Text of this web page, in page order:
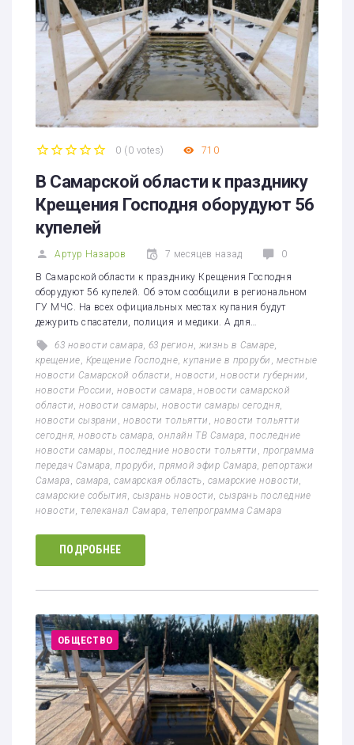
0 (0 votes) 710
В Самарской области к празднику
Крещения Господня оборудуют 56
купелей
Артур Назаров 7 месяцев назад 0
В Самарской области к празднику Крещения Господня
оборудуют 56 купелей. Об этом сообщили в региональном
ГУ МЧС. На всех официальных местах купания будут
дежурить спасатели, полиция и медики. А для…
63 новости самара ,63 регион жизнь в Самаре
крещение Крещение Господне ,купание в проруби
местные
новости Самарской области ,новости ,новости губернии
новости России ,новости самара ,новости самарской
области ,новости самары ,новости самары сегодня
новости сызрани
новости тольятти
новости тольятти
сегодня ,новость самара ,онлайн ТВ Самара ,последние
новости самары ,последние новости тольятти
программа
передач Самара ,проруби ,прямой эфир Самара ,репортажи
Самара самара ,самарская область самарские новости
самарские события сызрань новости ,сызрань последние
новости ,телеканал Самара ,телепрограмма Самара
ПОДРОБНЕЕ
ОБЩЕСТВО